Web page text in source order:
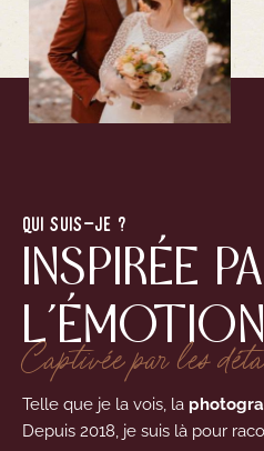
QUI SUIS-JE ?
INSPIRÉE
L’ÉMOTION
Captivée par les
Telle que je la vois, la
Depuis 2018, je suis là pour